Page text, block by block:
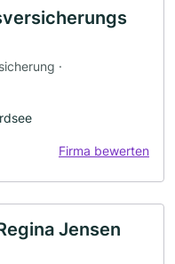
·
Firma bewerten
Jensen